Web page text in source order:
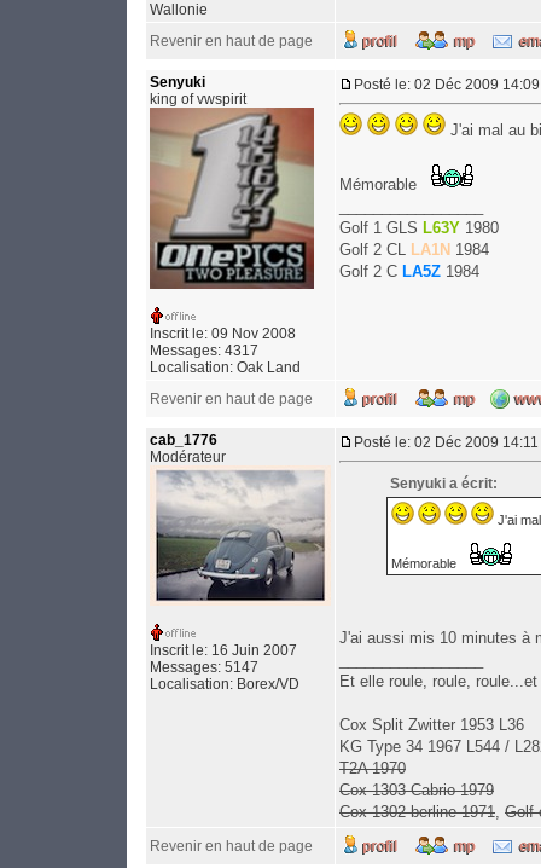
Wallonie
Revenir en haut de page
Senyuki
king of vwspirit
Inscrit le: 09 Nov 2008
Messages: 4317
Localisation: Oak Land
Posté le: 02 Déc 2009 14:09
J'ai mal au
Mémorable
Golf 1 GLS L63Y 1980
Golf 2 CL LA1N 1984
Golf 2 C LA5Z 1984
Revenir en haut de page
cab_1776
Modérateur
Inscrit le: 16 Juin 2007
Messages: 5147
Localisation: Borex/VD
Posté le: 02 Déc 2009 14:11
Senyuki a écrit:
J'ai
Mémorable
J'ai aussi mis 10 minutes à
Et elle roule, roule,
Cox Split Zwitter 1953 L36
KG Type 34 1967 L544 /
T2A 1970
Cox 1303 Cabrio 1979
Cox 1302 berline 1971, Golf
Revenir en haut de page